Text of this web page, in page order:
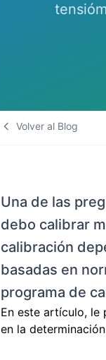
Volver al Blog
Una de las
debo calibrar
calibración
basadas en
programa de
En este artículo, le
en la